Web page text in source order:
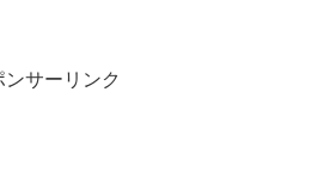
ンサーリンク